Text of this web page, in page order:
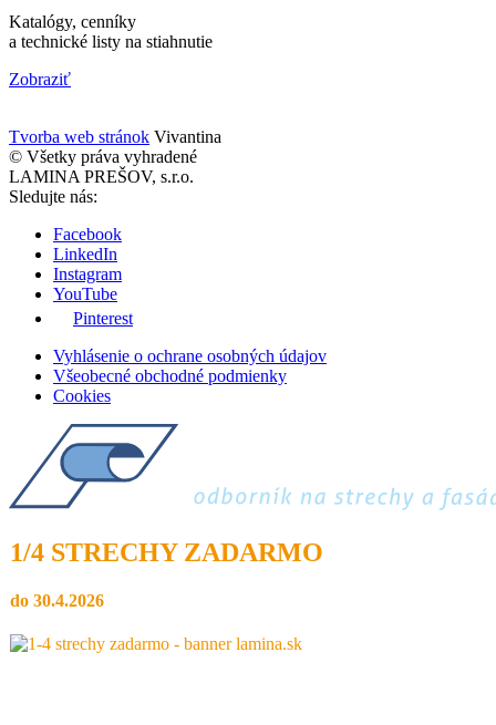
Katalógy, cenníky
a technické listy na stiahnutie
Zobraziť
Tvorba web stránok Vivantina
© Všetky práva vyhradené
LAMINA PREŠOV, s.r.o.
Sledujte nás:
Facebook
LinkedIn
Instagram
YouTube
Pinterest
Vyhlásenie o ochrane osobných údajov
Všeobecné obchodné podmienky
Cookies
1/4 STRECHY ZADARMO
do 30.4.2026